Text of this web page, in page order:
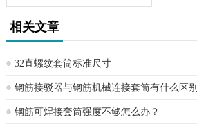
相关文章
32直螺纹套筒标准尺寸
钢筋接驳器与钢筋机械连接套筒有什么区别
钢筋可焊接套筒强度不够怎么办？